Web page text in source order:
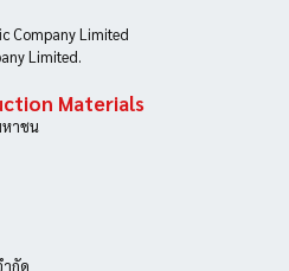
Company Limited
Limited.
Materials
หาชน
ำกัด